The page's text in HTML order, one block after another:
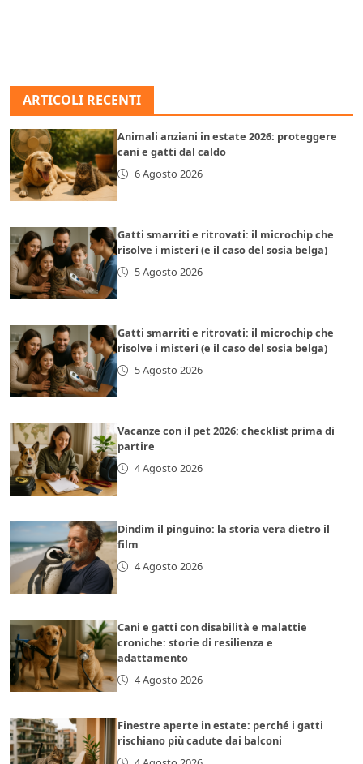
ARTICOLI RECENTI
Animali anziani in estate 2026: proteggere
cani e gatti dal caldo
6 Agosto 2026
Gatti smarriti e ritrovati: il microchip che
risolve i misteri (e il caso del sosia belga)
5 Agosto 2026
Gatti smarriti e ritrovati: il microchip che
risolve i misteri (e il caso del sosia belga)
5 Agosto 2026
Vacanze con il pet 2026: checklist prima di
partire
4 Agosto 2026
Dindim il pinguino: la storia vera dietro il
film
4 Agosto 2026
Cani e gatti con disabilità e malattie
croniche: storie di resilienza e
adattamento
4 Agosto 2026
Finestre aperte in estate: perché i gatti
rischiano più cadute dai balconi